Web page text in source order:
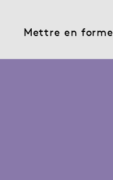
Mettre en forme